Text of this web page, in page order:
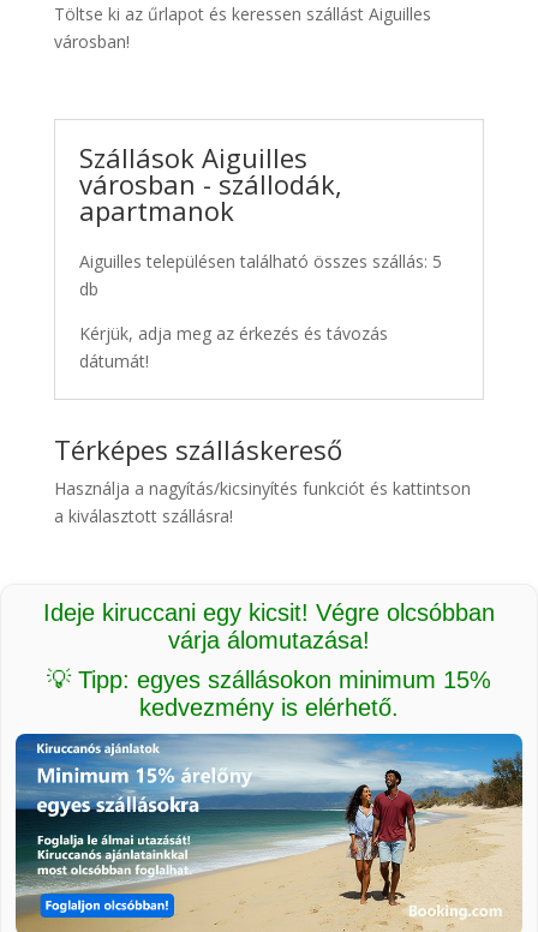
Töltse ki az űrlapot és keressen szállást Aiguilles
városban!
Szállások Aiguilles
városban - szállodák,
apartmanok
Aiguilles településen található összes szállás: 5
db
Kérjük, adja meg az érkezés és távozás
dátumát!
Térképes szálláskereső
Használja a nagyítás/kicsinyítés funkciót és kattintson
a kiválasztott szállásra!
Ideje kiruccani egy kicsit! Végre olcsóbban
várja álomutazása!
💡 Tipp: egyes szállásokon minimum 15%
kedvezmény is elérhető.